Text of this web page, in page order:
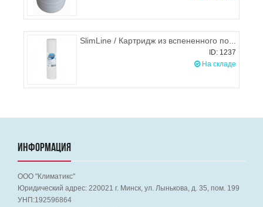
SlimLine / Картридж из вспененного полипропилена механический, Aquafilter
ID: 1237
На складе
ИНФОРМАЦИЯ
ООО "Климатикс"
Юридический адрес: 220021 г. Минск, ул. Лынькова, д. 35, пом. 199
УНП:192596864